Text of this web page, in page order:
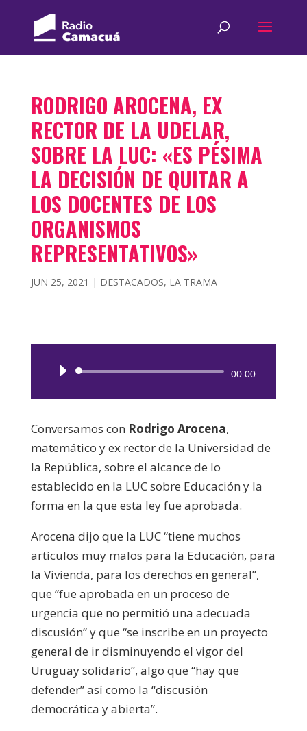
RODRIGO AROCENA, EX
RECTOR DE LA UDELAR,
SOBRE LA LUC: «ES PÉSIMA
LA DECISIÓN DE QUITAR A
LOS DOCENTES DE LOS
ORGANISMOS
REPRESENTATIVOS»
JUN 25, 2021 | DESTACADOS, LA TRAMA
Reproductor
00:00
Conversamos con Rodrigo Arocena,
matemático y ex rector de la Universidad de
la República, sobre el alcance de lo
establecido en la LUC sobre Educación y la
forma en la que esta ley fue aprobada.
Arocena dijo que la LUC “tiene muchos
artículos muy malos para la Educación, para
la Vivienda, para los derechos en general”,
que “fue aprobada en un proceso de
urgencia que no permitió una adecuada
discusión” y que “se inscribe en un proyecto
general de ir disminuyendo el vigor del
Uruguay solidario”, algo que “hay que
defender” así como la “discusión
democrática y abierta”.